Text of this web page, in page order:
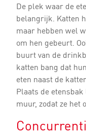
De plek waar de
belangrijk. Katten
maar hebben wel
om hen gebeurt.
buurt van de
katten bang dat
eten naast de
Plaats de
muur, zodat ze het